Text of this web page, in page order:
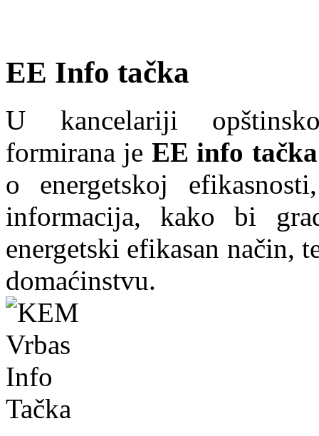
EE Info tačka
U kancelariji
formirana je EE info tačka
o energetskoj
informacija, kako bi
energetski efikasan način,
domaćinstvu.